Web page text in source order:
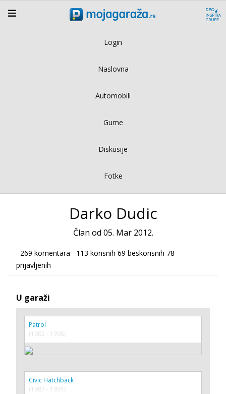
Login
Naslovna
Automobili
Gume
Diskusije
Fotke
Darko Dudic
Član od 05. Mar 2012.
269 komentara 113 korisnih 69 beskorisnih 78
prijavljenih
U garaži
Patrol
(1982 - 1998)
Civic Hatchback
(1987 - 1991)